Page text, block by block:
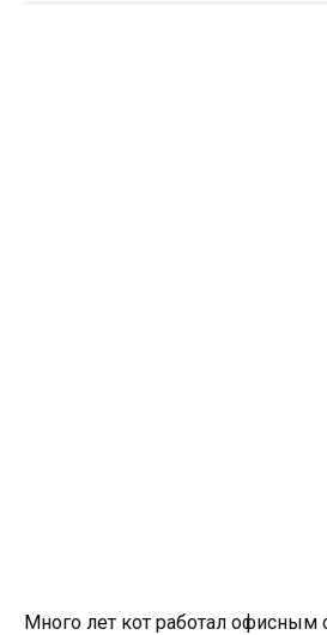
Много лет кот работал офисным